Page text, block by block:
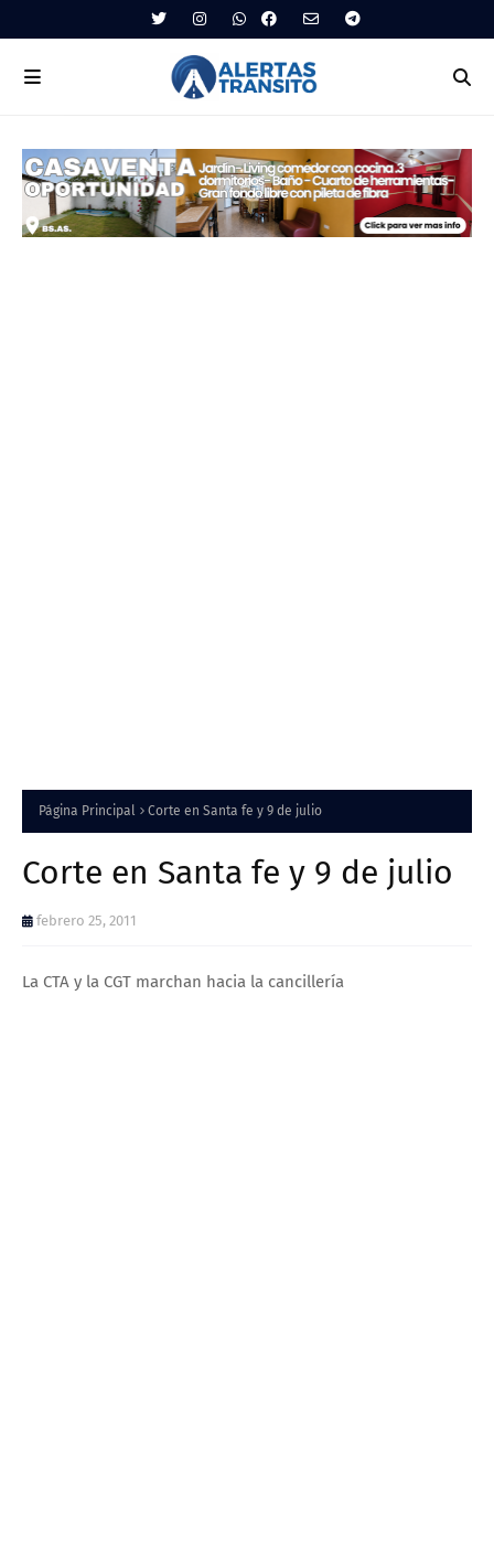
Página Principal Corte en Santa fe y 9 de julio
Corte en Santa fe y 9 de julio
febrero 25, 2011
La CTA y la CGT marchan hacia la cancillería